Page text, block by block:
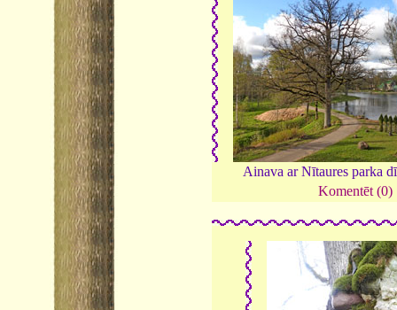
Ainava ar Nītaures parka
Komentēt (0)